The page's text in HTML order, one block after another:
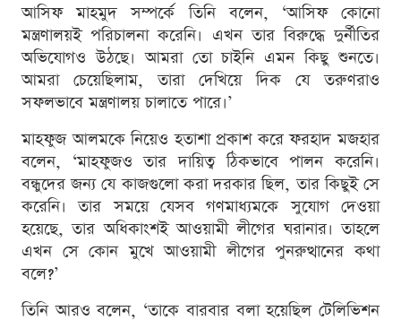
আসিফ মাহমুদ সম্পর্কে তিনি বলেন, ‘আসিফ কোনো
মন্ত্রণালয়ই পরিচালনা করেনি। এখন তার বিরুদ্ধে দুর্নীতির
অভিযোগও উঠছে। আমরা তো চাইনি এমন কিছু শুনতে।
আমরা চেয়েছিলাম, তারা দেখিয়ে দিক যে তরুণরাও
সফলভাবে মন্ত্রণালয় চালাতে পারে।’
মাহফুজ আলমকে নিয়েও হতাশা প্রকাশ করে ফরহাদ মজহার
বলেন, ‘মাহফুজও তার দায়িত্ব ঠিকভাবে পালন করেনি।
বন্ধুদের জন্য যে কাজগুলো করা দরকার ছিল, তার কিছুই সে
করেনি। তার সময়ে যেসব গণমাধ্যমকে সুযোগ দেওয়া
হয়েছে, তার অধিকাংশই আওয়ামী লীগের ঘরানার। তাহলে
এখন সে কোন মুখে আওয়ামী লীগের পুনরুত্থানের কথা
বলে?’
তিনি আরও বলেন, ‘তাকে বারবার বলা হয়েছিল টেলিভিশন